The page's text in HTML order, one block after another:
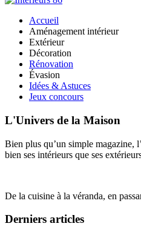
Accueil
Aménagement intérieur
Extérieur
Décoration
Rénovation
Évasion
Idées & Astuces
Jeux concours
L'Univers de la Maison
Bien plus qu’un simple magazine,
bien ses intérieurs que ses
De la cuisine à la véranda, en
Derniers articles